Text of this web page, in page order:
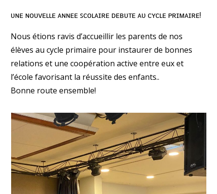
ᴜɴᴇ ɴᴏᴜᴠᴇʟʟᴇ ᴀɴɴᴇᴇ ꜱᴄᴏʟᴀɪʀᴇ ᴅᴇʙᴜᴛᴇ ᴀᴜ ᴄʏᴄʟᴇ ᴘʀɪᴍᴀɪʀᴇ!
Nous étions ravis d’accueillir les parents de nos
élèves au cycle primaire pour instaurer de bonnes
relations et une coopération active entre eux et
l’école favorisant la réussite des enfants..
Bonne route ensemble!